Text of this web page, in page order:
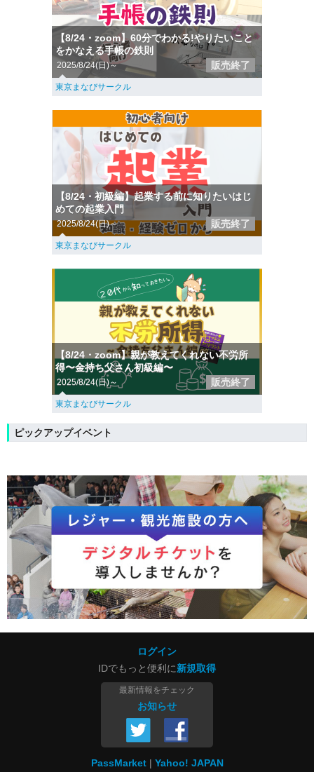
【8/24・zoom】60分でわかる!やりたいこと
をかなえる手帳の鉄則
2025/8/24(日)～ 販売終了
東京まなびサークル
【8/24・初級編】起業する前に知りたいはじ
めての起業入門
2025/8/24(日)～ 販売終了
東京まなびサークル
【8/24・zoom】親が教えてくれない不労所
得〜金持ち父さん初級編〜
2025/8/24(日)～ 販売終了
東京まなびサークル
ピックアップイベント
ログイン
IDでもっと便利に新規取得
最新情報をチェック
お知らせ
PassMarket Yahoo! JAPAN